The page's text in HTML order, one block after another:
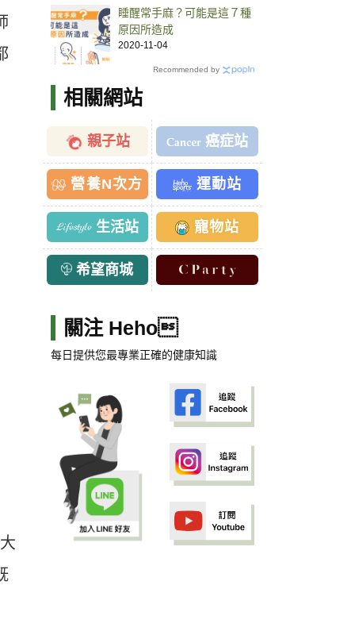
睡醒常手麻？可能是這７種
原因所造成
2020-11-04
Recommended by
相關網站
親子站 癌症站
營養N次方 運動站
生活站 寵物站
希望商城
關注 Heho
每日提供您最專業正確的健康知識